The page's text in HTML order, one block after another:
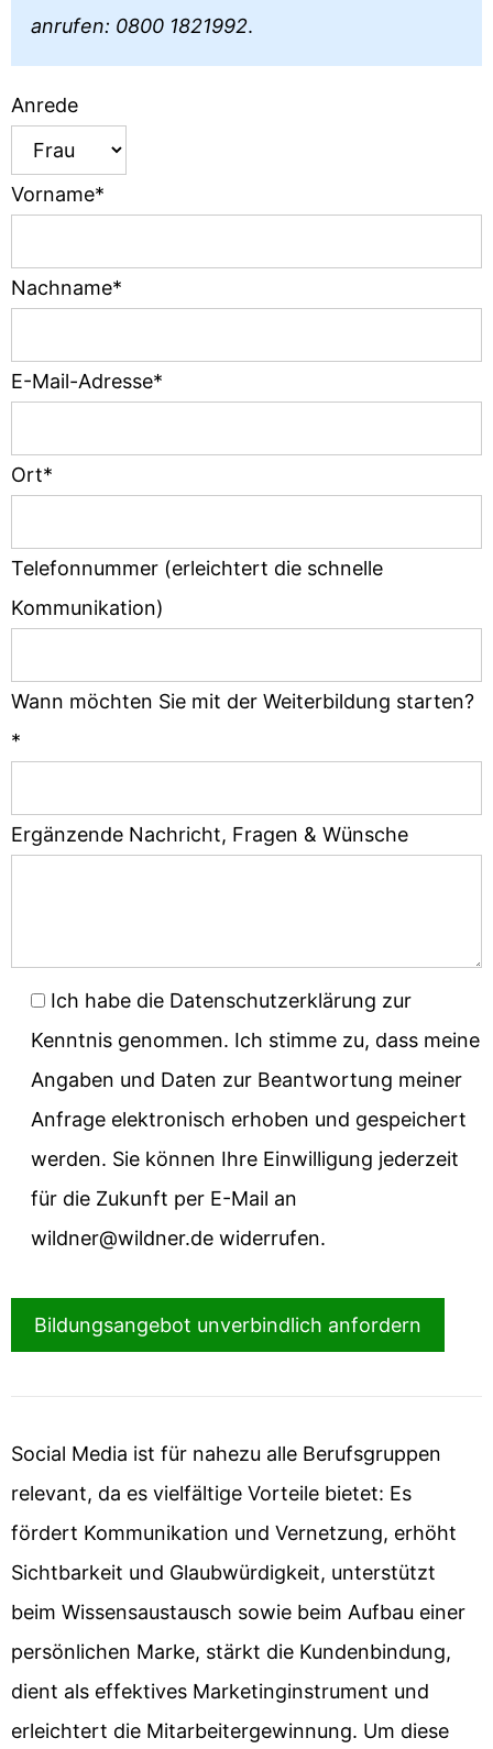
anrufen: 0800 1821992.
Anrede
Vorname*
Nachname*
E-Mail-Adresse*
Ort*
Telefonnummer (erleichtert die schnelle
Kommunikation)
Wann möchten Sie mit der Weiterbildung starten?
*
Ergänzende Nachricht, Fragen & Wünsche
Ich habe die Datenschutzerklärung zur
Kenntnis genommen. Ich stimme zu, dass meine
Angaben und Daten zur Beantwortung meiner
Anfrage elektronisch erhoben und gespeichert
werden. Sie können Ihre Einwilligung jederzeit
für die Zukunft per E-Mail an
wildner@wildner.de widerrufen.
Social Media ist für nahezu alle Berufsgruppen
relevant, da es vielfältige Vorteile bietet: Es
fördert Kommunikation und Vernetzung, erhöht
Sichtbarkeit und Glaubwürdigkeit, unterstützt
beim Wissensaustausch sowie beim Aufbau einer
persönlichen Marke, stärkt die Kundenbindung,
dient als effektives Marketinginstrument und
erleichtert die Mitarbeitergewinnung. Um diese